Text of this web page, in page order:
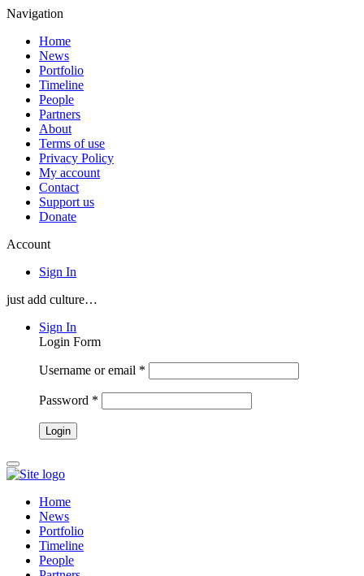
Navigation
Home
News
Portfolio
Timeline
People
Partners
About
Terms of use
Privacy Policy
My account
Contact
Support us
Donate
Account
Sign In
just add culture…
Sign In
Login Form
Username or email *
Password *
Home
News
Portfolio
Timeline
People